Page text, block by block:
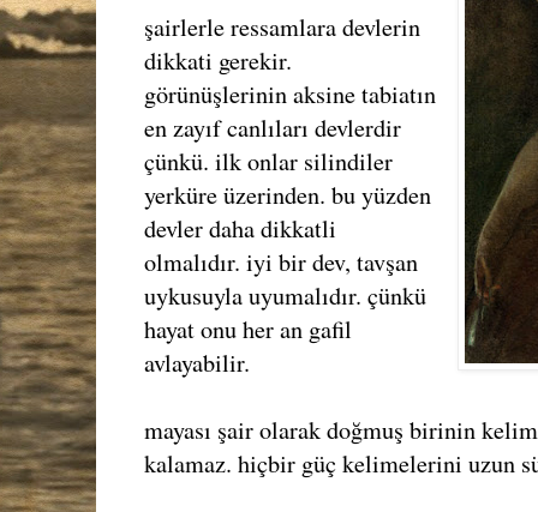
şairlerle ressamlara devlerin
dikkati gerekir.
görünüşlerinin aksine tabiatın
en zayıf canlıları devlerdir
çünkü. ilk onlar silindiler
yerküre üzerinden. bu yüzden
devler daha dikkatli
olmalıdır. iyi bir dev, tavşan
uykusuyla uyumalıdır. çünkü
hayat onu her an gafil
avlayabilir.
mayası şair olarak doğmuş birinin
kalamaz. hiçbir güç kelimelerini uzun